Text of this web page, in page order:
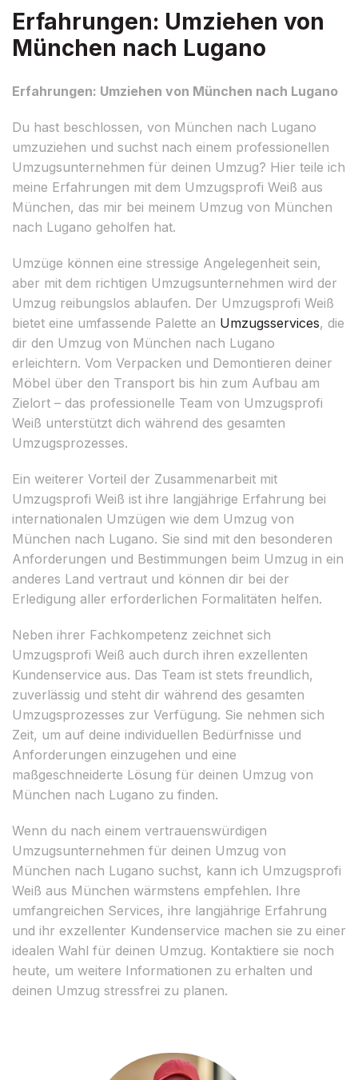
Erfahrungen: Umziehen von
München nach Lugano
Erfahrungen: Umziehen von München nach Lugano
Du hast beschlossen, von München nach Lugano
umzuziehen und suchst nach einem professionellen
Umzugsunternehmen für deinen Umzug? Hier teile ich
meine Erfahrungen mit dem Umzugsprofi Weiß aus
München, das mir bei meinem Umzug von München
nach Lugano geholfen hat.
Umzüge können eine stressige Angelegenheit sein,
aber mit dem richtigen Umzugsunternehmen wird der
Umzug reibungslos ablaufen. Der Umzugsprofi Weiß
bietet eine umfassende Palette an Umzugsservices, die
dir den Umzug von München nach Lugano
erleichtern. Vom Verpacken und Demontieren deiner
Möbel über den Transport bis hin zum Aufbau am
Zielort – das professionelle Team von Umzugsprofi
Weiß unterstützt dich während des gesamten
Umzugsprozesses.
Ein weiterer Vorteil der Zusammenarbeit mit
Umzugsprofi Weiß ist ihre langjährige Erfahrung bei
internationalen Umzügen wie dem Umzug von
München nach Lugano. Sie sind mit den besonderen
Anforderungen und Bestimmungen beim Umzug in ein
anderes Land vertraut und können dir bei der
Erledigung aller erforderlichen Formalitäten helfen.
Neben ihrer Fachkompetenz zeichnet sich
Umzugsprofi Weiß auch durch ihren exzellenten
Kundenservice aus. Das Team ist stets freundlich,
zuverlässig und steht dir während des gesamten
Umzugsprozesses zur Verfügung. Sie nehmen sich
Zeit, um auf deine individuellen Bedürfnisse und
Anforderungen einzugehen und eine
maßgeschneiderte Lösung für deinen Umzug von
München nach Lugano zu finden.
Wenn du nach einem vertrauenswürdigen
Umzugsunternehmen für deinen Umzug von
München nach Lugano suchst, kann ich Umzugsprofi
Weiß aus München wärmstens empfehlen. Ihre
umfangreichen Services, ihre langjährige Erfahrung
und ihr exzellenter Kundenservice machen sie zu einer
idealen Wahl für deinen Umzug. Kontaktiere sie noch
heute, um weitere Informationen zu erhalten und
deinen Umzug stressfrei zu planen.